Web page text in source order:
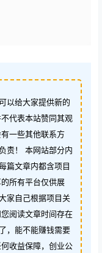
以给大家提供新的
代表本站赞同其观
一些其他联系方
责！ 本网站部分内
篇文章内都含项目
所有平台仅供展
家自己根据项目关
阅读文章时间存在
，能不能赚钱需要
收益保障，创业公